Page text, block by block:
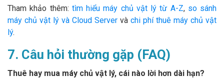
Tham khảo thêm: tìm hiểu máy chủ vật lý từ A-Z, so sánh
máy chủ vật lý và Cloud Server và chi phí thuê máy chủ vật
lý.
7. Câu hỏi thường gặp (FAQ)
Thuê hay mua máy chủ vật lý, cái nào lời hơn dài hạn?